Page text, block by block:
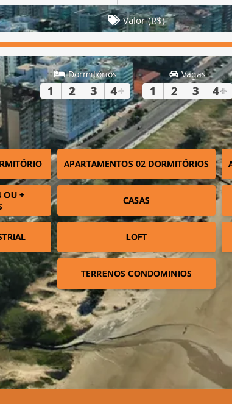
Valor (R$)
Dormitórios
1 2 3 4+
Vagas
1 2 3 4+
APARTAMENTOS 02 DORMITÓRIOS
OU +
CASAS
LOFT
TERRENOS CONDOMINIOS